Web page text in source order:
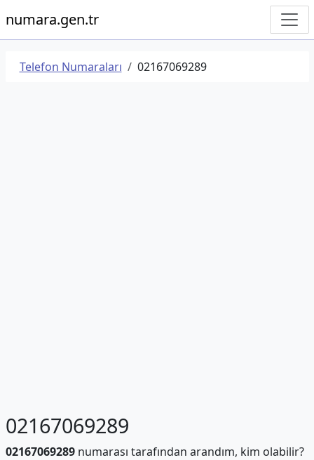
numara.gen.tr
Telefon Numaraları 02167069289
02167069289
02167069289numarası tarafından arandım, kim olabilir?